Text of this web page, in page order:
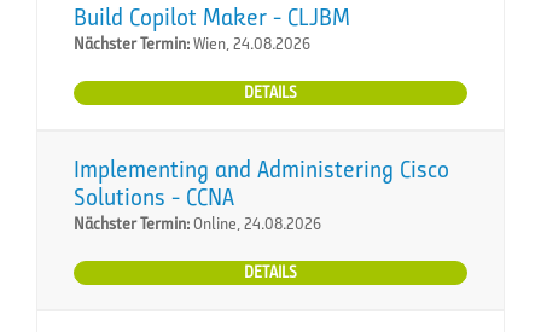
Build Copilot Maker - CLJBM
Nächster Termin:Wien, 24.08.2026
DETAILS
Implementing and Administering Cisco
Solutions - CCNA
Nächster Termin:Online, 24.08.2026
DETAILS